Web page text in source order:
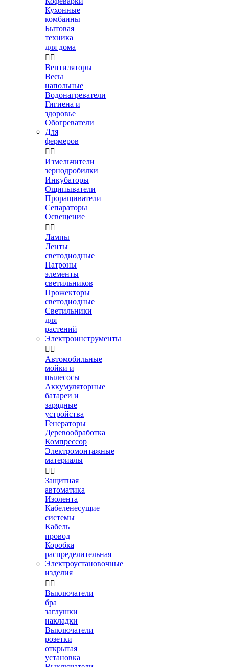
Кухонные
комбаины
Бытовая
техника
для дома
 
Вентиляторы
Весы
напольные
Водонагреватели
Гигиена и
здоровье
Обогреватели
Для
фермеров
 
Измельчители
зернодробилки
Инкубаторы
Ощипыватели
Проращиватели
Сепараторы
Освещение
 
Лампы
Ленты
светодиодные
Патроны
элементы
светильников
Прожекторы
светодиодные
Светильники
для
растений
Электроинструменты
 
Автомобильные
мойки и
пылесосы
Аккумуляторные
батареи и
зарядные
устройства
Генераторы
Деревообработка
Компрессор
Электромонтажные
материалы
 
Защитная
автоматика
Изолента
Кабеленесущие
системы
Кабель
провод
Коробка
распределительная
Электроустановочные
изделия
 
Выключатели
бра
заглушки
накладки
Выключатели
розетки
открытая
установка